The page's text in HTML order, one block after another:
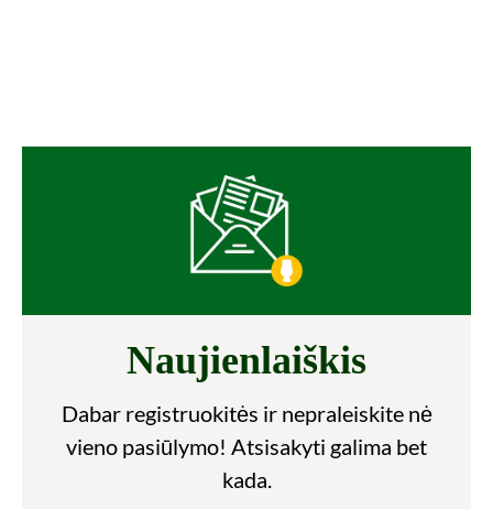
Naujienlaiškis
Dabar registruokitės ir nepraleiskite nė
vieno pasiūlymo! Atsisakyti galima bet
kada.